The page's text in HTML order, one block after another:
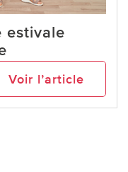
estivale
Voir l’article